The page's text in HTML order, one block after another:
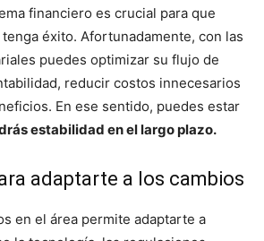
financiero es crucial para que
éxito. Afortunadamente, con las
puedes optimizar su flujo de
reducir costos innecesarios
En ese sentido, puedes estar
estabilidad en el largo plazo.
adaptarte a los cambios
en el área permite adaptarte a